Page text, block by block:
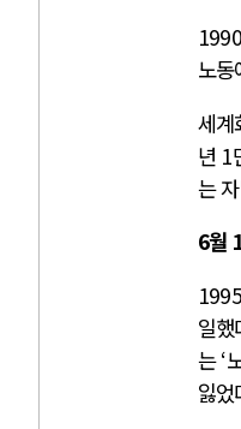
1990
노
세계
년 1
는
6월
1995
일했
는‘
잃었